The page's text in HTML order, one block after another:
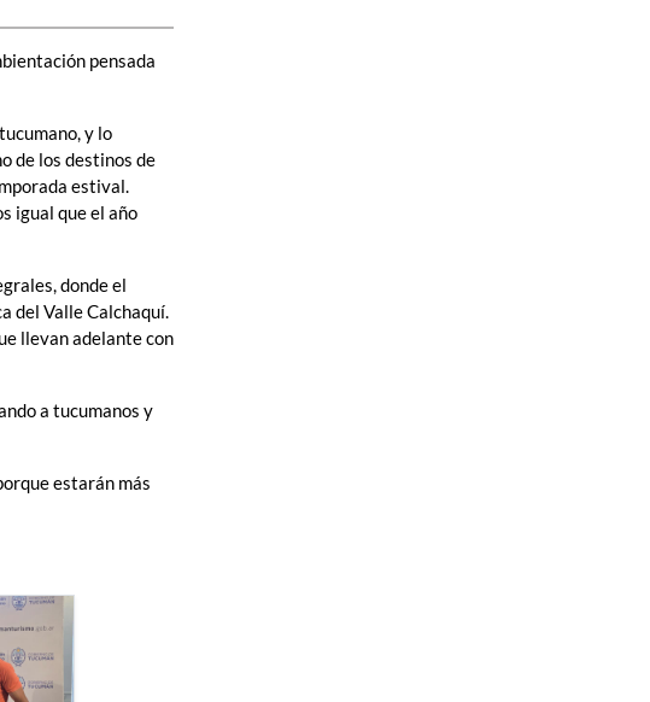
pensada
y lo
de los destinos de
estival.
igual que el año
donde el
del Valle Calchaquí.
llevan adelante con
a tucumanos y
estarán más